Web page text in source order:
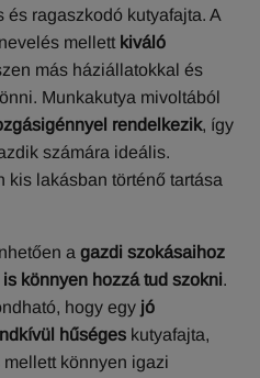
ragaszkodó kutyafajta. A
mellett kiváló
más háziállatokkal és
Munkakutya mivoltából
rendelkezik, így
számára ideális.
kis lakásban történő tartása
a gazdi szokásaihoz
könnyen hozzá tud szokni.
hogy egy jó
hűséges kutyafajta,
könnyen igazi